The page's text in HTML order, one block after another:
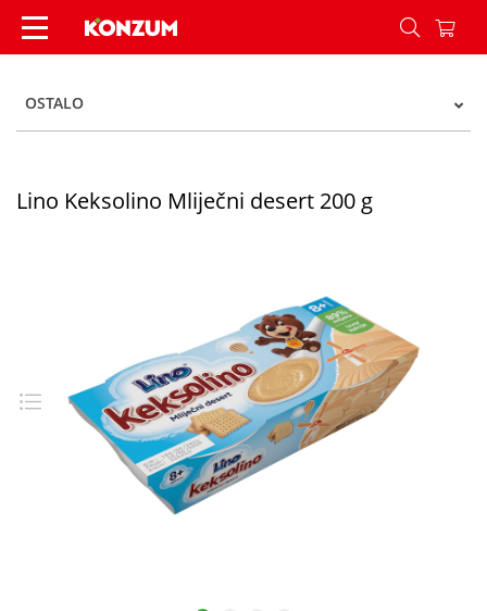
Lino Keksolino Mliječni desert 200 g - Konzum
OSTALO
Lino Keksolino Mliječni desert 200 g